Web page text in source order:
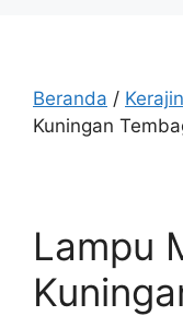
Beranda /
Kuningan
Lampu